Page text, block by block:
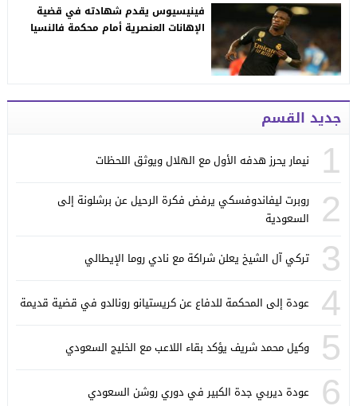
فينيسيوس يقدم شهادته في قضية
الإهانات العنصرية أمام محكمة فالنسيا
جديد القسم
1 نيمار يحرز هدفه الأول مع الهلال ويوثق اللحظات
2
روبرت ليفاندوفسكي يرفض فكرة الرحيل عن برشلونة إلى
السعودية
3 تركي آل الشيخ يعلن شراكة مع نادي روما الإيطالي
4 عودة إلى المحكمة للدفاع عن كريستيانو رونالدو في قضية قديمة
5 وكيل محمد شريف يؤكد بقاء اللاعب مع الخليج السعودي
6 عودة ديربي جدة الكبير في دوري روشن السعودي